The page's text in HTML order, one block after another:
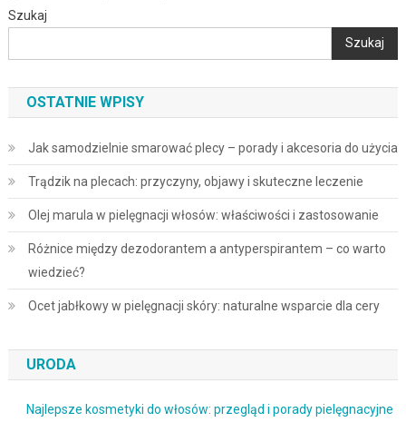
Szukaj
Szukaj
OSTATNIE WPISY
Jak samodzielnie smarować plecy – porady i akcesoria do użycia
Trądzik na plecach: przyczyny, objawy i skuteczne leczenie
Olej marula w pielęgnacji włosów: właściwości i zastosowanie
Różnice między dezodorantem a antyperspirantem – co warto
wiedzieć?
Ocet jabłkowy w pielęgnacji skóry: naturalne wsparcie dla cery
URODA
Najlepsze kosmetyki do włosów: przegląd i porady pielęgnacyjne